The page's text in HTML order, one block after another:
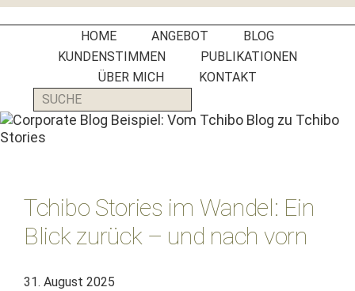
Social
Media
Manager
PR-
Agenturen
HOME ANGEBOT
BLOG
KUNDENSTIMMEN
PUBLIKATIONEN
ÜBER MICH
KONTAKT
SUCHE
Tchibo Stories im Wandel: Ein
Blick zurück – und nach vorn
31. August 2025